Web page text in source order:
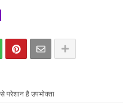
से परेशान है उपभोक्ता